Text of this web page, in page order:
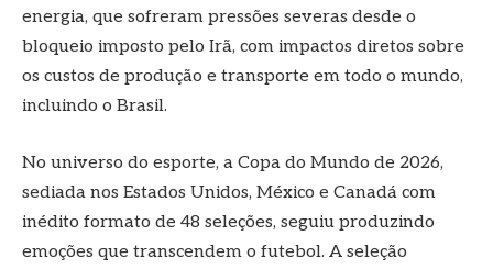
energia, que sofreram pressões severas desde o
bloqueio imposto pelo Irã, com impactos diretos sobre
os custos de produção e transporte em todo o mundo,
incluindo o Brasil.
No universo do esporte, a Copa do Mundo de 2026,
sediada nos Estados Unidos, México e Canadá com
inédito formato de 48 seleções, seguiu produzindo
emoções que transcendem o futebol. A seleção